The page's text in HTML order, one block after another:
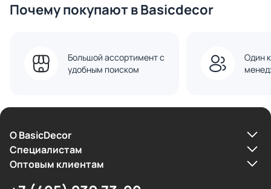
Почему покупают в Basicdecor
Большой ассортимент с
удобным поиском
Один
О BasicDecor
Cпециалистам
Оптовым клиентам